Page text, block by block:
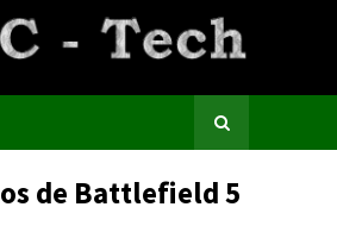
de Battlefield 5